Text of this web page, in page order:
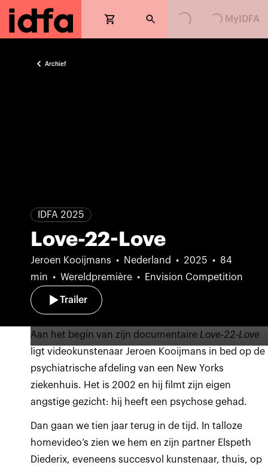
MyIDFA
Archief
IDFA 2025
Love-22-Love
Jeroen Kooijmans Nederland 2025
84
min
Wereldpremière Envision Competition
Trailer
Aan het begin van zijn documentaire Love-22-Love
ligt videokunstenaar Jeroen Kooijmans in bed op de
psychiatrische afdeling van een New Yorks
ziekenhuis. Het is 2002 en hij filmt zijn eigen
angstige gezicht: hij heeft een psychose gehad.
Dan gaan we tien jaar terug in de tijd. In talloze
homevideo’s zien we hem en zijn partner Elspeth
Diederix, eveneens succesvol kunstenaar, thuis, op